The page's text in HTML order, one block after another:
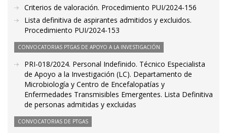
Criterios de valoración. Procedimiento PUI/2024-156
Lista definitiva de aspirantes admitidos y excluidos.
Procedimiento PUI/2024-153
CONVOCATORIAS PTGAS DE APOYO A LA INVESTIGACIÓN
PRI-018/2024. Personal Indefinido. Técnico Especialista
de Apoyo a la Investigación (LC). Departamento de
Microbiología y Centro de Encefalopatías y
Enfermedades Transmisibles Emergentes. Lista Definitiva
de personas admitidas y excluidas
CONVOCATORIAS DE PTGAS